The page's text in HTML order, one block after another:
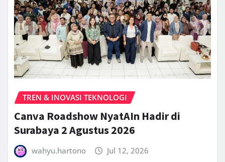
TREN & INOVASI TEKNOLOGI
Canva Roadshow NyatAIn Hadir di
Surabaya 2 Agustus 2026
wahyu.hartono Jul 12, 2026